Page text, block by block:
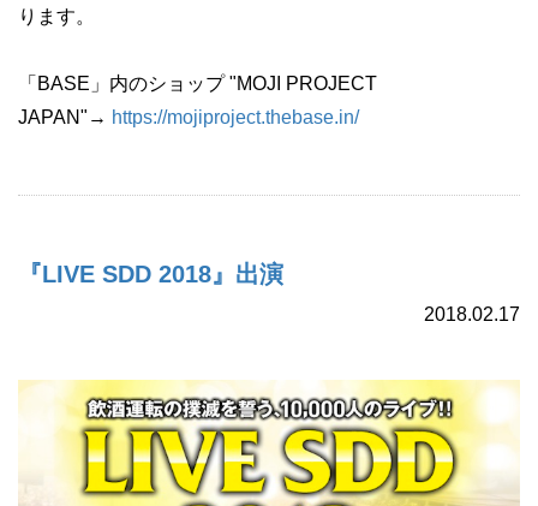
ります。
「BASE」内のショップ "MOJI PROJECT
JAPAN"→ https://mojiproject.thebase.in/
『LIVE SDD 2018』出演
2018.02.17